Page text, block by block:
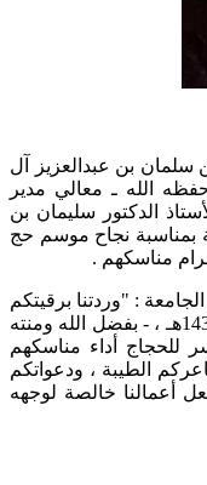
بن عبدالعزيز آل
الله ـ معالي مدير
الدكتور سليمان بن
بمناسبة نجاح موسم حج
: "وردتنا برقيتكم
المتضمنة التهنئة بنجاح موسم الحج لعام 1437هـ ، - بفضل الله ومنته
للحجاج أداء مناسكهم
الطيبة ، ودعواتكم
أعمالنا خالصة لوجهه